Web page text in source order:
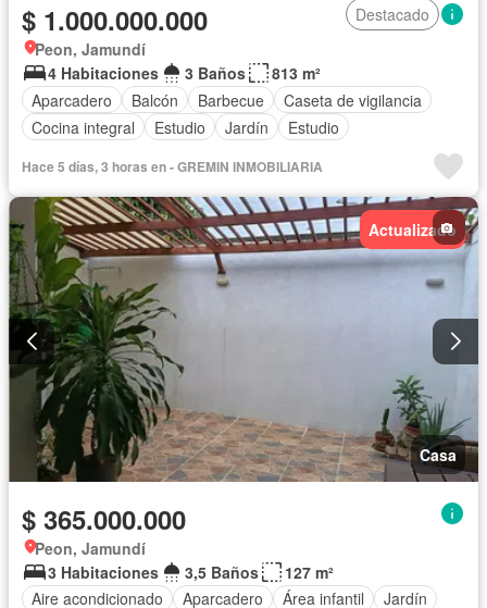
$ 1.000.000.000
Destacado
Peon, Jamundí
4 Habitaciones
3 Baños
813 m²
Aparcadero
Balcón Barbecue
Caseta de vigilancia
Cocina integral
Estudio Jardín Estudio
Hace 5 días, 3 horas en - GREMIN INMOBILIARIA
Actualizado
Casa
$ 365.000.000
Peon, Jamundí
3 Habitaciones
3,5 Baños
127 m²
Aire acondicionado
Aparcadero Área infantil
Jardín